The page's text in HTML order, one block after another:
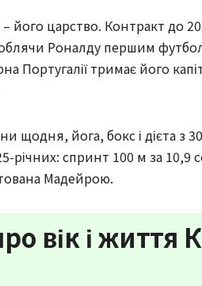
– його царство. Контракт до
Роналду першим
Португалії тримає його
щодня, йога, бокс і дієта з
річних: спринт 100 м за 10,9
Мадейрою.
вік і життя